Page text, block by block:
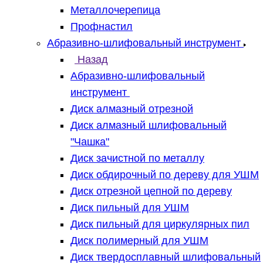
Металлочерепица
Профнастил
Абразивно-шлифовальный инструмент
Назад
Абразивно-шлифовальный
инструмент
Диск алмазный отрезной
Диск алмазный шлифовальный
"Чашка"
Диск зачистной по металлу
Диск обдирочный по дереву для УШМ
Диск отрезной цепной по дереву
Диск пильный для УШМ
Диск пильный для циркулярных пил
Диск полимерный для УШМ
Диск твердосплавный шлифовальный